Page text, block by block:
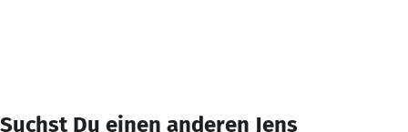
Suchst Du einen anderen Jens